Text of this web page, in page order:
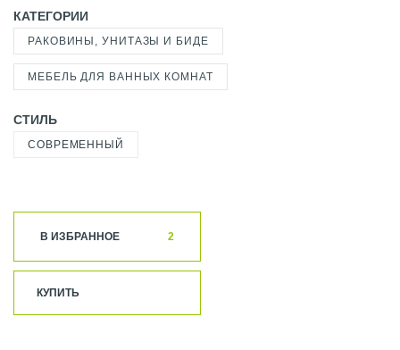
КАТЕГОРИИ
РАКОВИНЫ, УНИТАЗЫ И БИДЕ
МЕБЕЛЬ ДЛЯ ВАННЫХ КОМНАТ
СТИЛЬ
СОВРЕМЕННЫЙ
В ИЗБРАННОЕ 2
КУПИТЬ